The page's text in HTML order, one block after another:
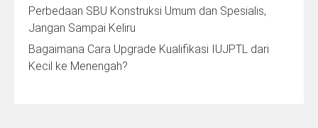
Perbedaan SBU Konstruksi Umum dan Spesialis,
Jangan Sampai Keliru
Bagaimana Cara Upgrade Kualifikasi IUJPTL dari
Kecil ke Menengah?